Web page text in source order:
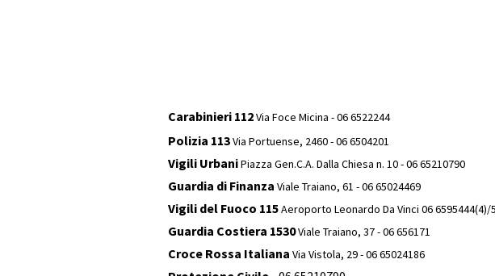
Traiano
Necropoli di borgo di
Carabinieri 112Via Foce Micina - 06 6522244
Polizia 113Via Portuense, 2460 - 06 6504201
Vigili UrbaniPiazza Gen.C.A. Dalla Chiesa n. 10 - 06 65210790
Guardia di Finanza Viale Traiano, 61 - 06 65024469
Vigili del Fuoco 115Aeroporto Leonardo Da Vinci 06 6595444(4)/
Guardia Costiera 1530Viale Traiano, 37 - 06 656171
Croce Rossa Italiana Via Vistola, 29 - 06 65024186